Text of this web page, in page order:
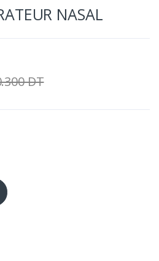
NASAL
DT